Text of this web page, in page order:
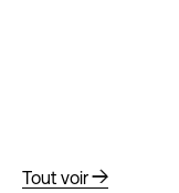
Tout voir